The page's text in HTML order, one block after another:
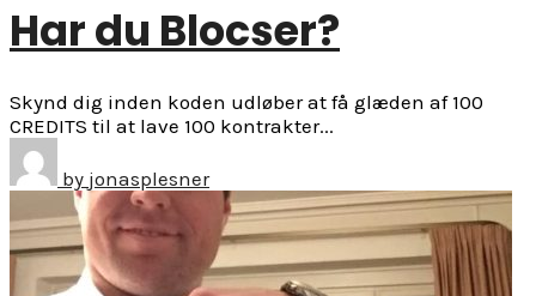
Har du Blocser?
Skynd dig inden koden udløber at få glæden af 100
CREDITS til at lave 100 kontrakter...
by jonasplesner